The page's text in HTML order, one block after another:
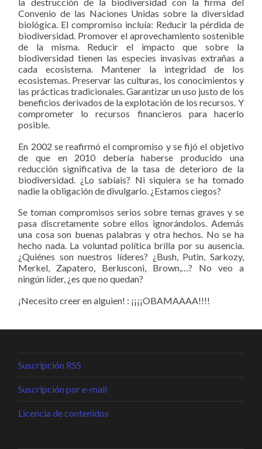
Convenio de las Naciones Unidas sobre la diversidad
biológica. El compromiso incluía: Reducir la pérdida de
biodiversidad. Promover el aprovechamiento sostenible
de la misma. Reducir el impacto que sobre la
biodiversidad tienen las especies invasivas extrañas a
cada ecosistema. Mantener la integridad de los
ecosistemas. Preservar las culturas, los conocimientos y
las prácticas tradicionales. Garantizar un uso justo de los
beneficios derivados de la explotación de los recursos. Y
comprometer lo recursos financieros para hacerlo
posible.
En 2002 se reafirmó el compromiso y se fijó el objetivo
de que en 2010 debería haberse producido una
reducción significativa de la tasa de deterioro de la
biodiversidad. ¿Lo sabíais? Ni siquiera se ha tomado
nadie la obligación de divulgarlo. ¿Estamos ciegos?
Se toman compromisos serios sobre temas graves y se
pasa discretamente sobre ellos ignorándolos. Además
una cosa son buenas palabras y otra hechos. No se ha
hecho nada. La voluntad política brilla por su ausencia.
¿Quiénes son nuestros líderes? ¿Bush, Putin, Sarkozy,
Merkel, Zapatero, Berlusconi, Brown,…? No veo a
ningún líder, ¿es que no quedan?
¡Necesito creer en alguien! : ¡¡¡¡OBAMAAAA!!!!
Suscripción RSS
Suscripción por e-mail
Licencia de contenidos